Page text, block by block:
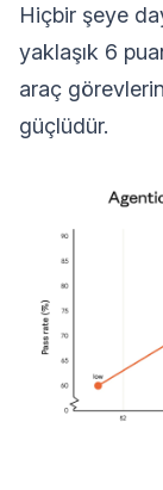
Hiçbir şeye
yaklaşık 6
araç
güçlüdür.